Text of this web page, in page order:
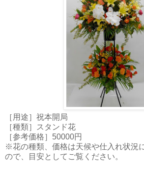
［用途］祝本開局
［種類］スタンド花
［参考価格］50000円
※花の種類、価格は天候や仕入れ状況
ので、目安としてご覧ください。